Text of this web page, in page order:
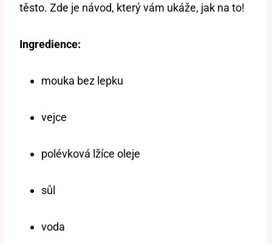
těsto. Zde je návod, který vám ukáže, jak na to!
Ingredience:
mouka bez lepku
vejce
polévková lžíce oleje
sůl
voda